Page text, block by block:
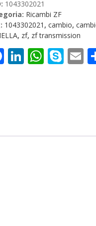
1043302021
Ricambi ZF
1043302021 , cambio,
, zf, zf transmission
Facebook
LinkedIn